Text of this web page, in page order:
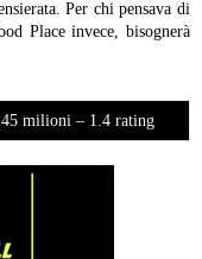
Per chi pensava di
Place invece, bisognerà
milioni – 1.4 rating